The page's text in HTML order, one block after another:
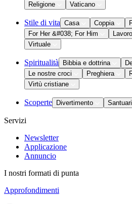
Religione
Vaticano
Stile di vita Casa Coppia
For Her &#038; For Him
Lavoro
Virtuale
Spiritualità Bibbia e dottrina
Le nostre croci
Preghiera
Virtù cristiane
Scoperte Divertimento Santuari
Servizi
Newsletter
Applicazione
Annuncio
I nostri formati di punta
Approfondimenti